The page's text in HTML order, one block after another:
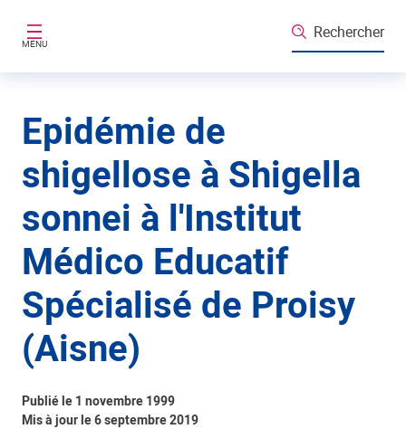
MENU
Rechercher
Epidémie de
shigellose à Shigella
sonnei à l'Institut
Médico Educatif
Spécialisé de Proisy
(Aisne)
Publié le 1 novembre 1999
Mis à jour le 6 septembre 2019